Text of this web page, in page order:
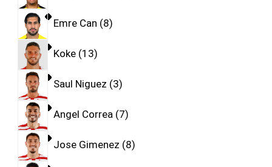
Emre Can 8
Koke 13
Saul Niguez 3
Angel Correa 7
Jose Gimenez 8